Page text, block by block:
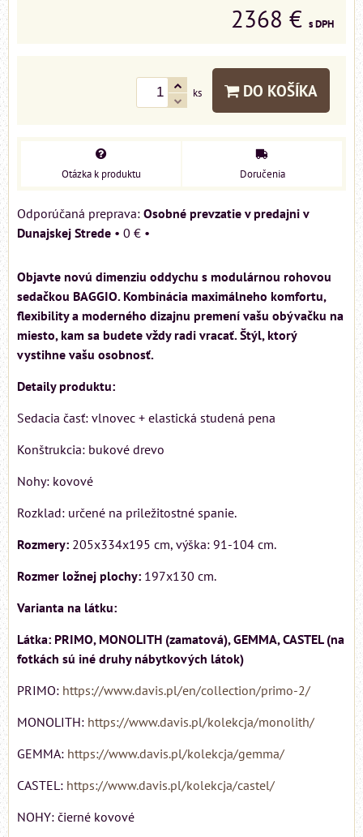
2368 € s DPH
ks DO KOŠÍKA
Otázka k produktu Doručenia
Osobné prevzatie v predajni v
Dunajskej Strede • 0 € •
Objavte novú dimenziu oddychu s modulárnou rohovou
sedačkou BAGGIO. Kombinácia maximálneho komfortu,
flexibility a moderného dizajnu premení vašu obývačku na
miesto, kam sa budete vždy radi vracať. Štýl, ktorý
vystihne vašu osobnosť.
Detaily produktu:
Sedacia časť: vlnovec + elastická studená pena
Konštrukcia: bukové drevo
Nohy: kovové
Rozklad: určené na priležitostné spanie.
Rozmery: 205x334x195 cm, výška: 91-104 cm.
Rozmer ložnej plochy: 197x130 cm.
Varianta na látku:
Látka: PRIMO, MONOLITH (zamatová), GEMMA, CASTEL (na
fotkách sú iné druhy nábytkových látok)
PRIMO: https://www.davis.pl/en/collection/primo-2/
MONOLITH: https://www.davis.pl/kolekcja/monolith/
GEMMA: https://www.davis.pl/kolekcja/gemma/
CASTEL: https://www.davis.pl/kolekcja/castel/
NOHY: čierné kovové